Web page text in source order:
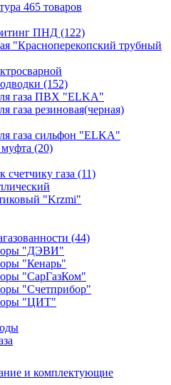
465 товаров
ПНД (122)
"Красноперекопский трубный
(152)
газа ПВХ "ELKA"
газа резиновая(черная)
газа сильфон "ELKA"
муфта (20)
газа (11)
"Krzmi"
(44)
"ДЭВИ"
"Кенарь"
"СарГазКом"
"Счетприбор"
"ЦИТ"
и комплектующие